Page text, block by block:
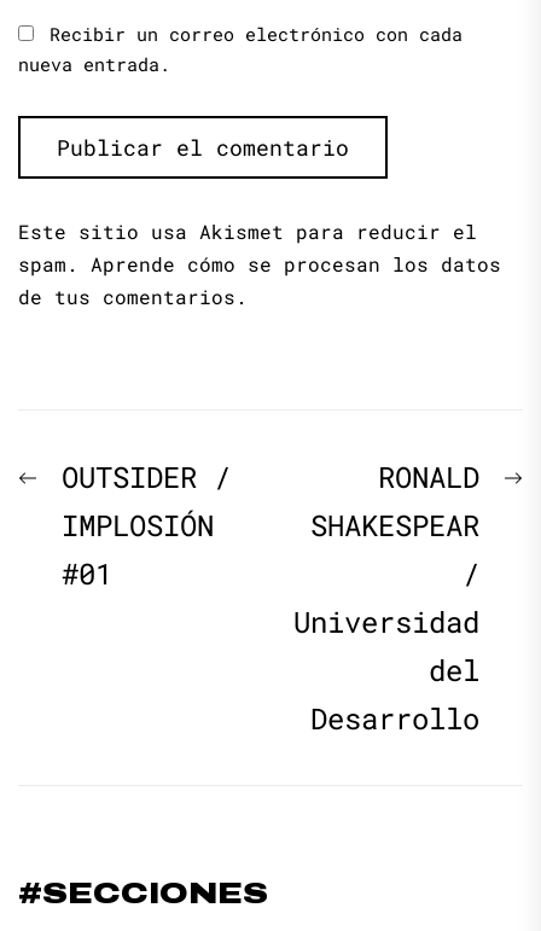
Recibir un correo electrónico con cada
nueva entrada.
Este sitio usa Akismet para reducir el
spam. Aprende cómo se procesan los datos
de tus comentarios.
Navegación
de
entradas
Previous
post:
OUTSIDER /
IMPLOSIÓN
#01
RONALD
SHAKESPEAR
/
Universidad
del
Desarrollo
#SECCIONES